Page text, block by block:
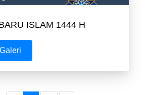
ISLAM 1444 H